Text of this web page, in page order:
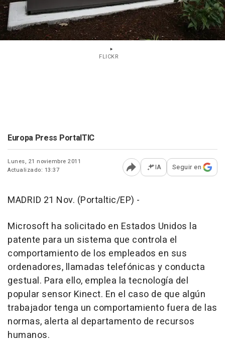
FLICKR
Europa Press PortalTIC
Lunes, 21 noviembre 2011
Actualizado: 13:37
Abrir opciones para
IA Seguir en
MADRID 21 Nov. (Portaltic/EP) -
Microsoft ha solicitado en Estados Unidos la
patente para un sistema que controla el
comportamiento de los empleados en sus
ordenadores, llamadas telefónicas y conducta
gestual. Para ello, emplea la tecnología del
popular sensor Kinect. En el caso de que algún
trabajador tenga un comportamiento fuera de las
normas, alerta al departamento de recursos
humanos.